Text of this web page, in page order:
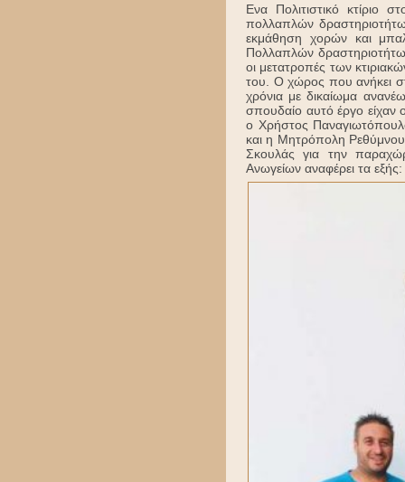
Ενα Πολιτιστικό κτίριο
πολλαπλών
εκμάθηση χορών και
Πολλαπλών
οι μετατροπές των
του. Ο χώρος που ανήκει
χρόνια με δικαίωμα
σπουδαίο αυτό έργο είχαν
ο Χρήστος
και η Μητρόπολη
Σκουλάς για την
Ανωγείων αναφέρει τα εξής: